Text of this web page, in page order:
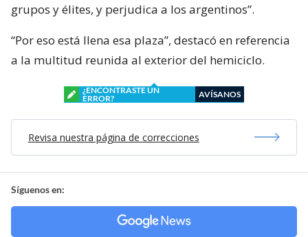
grupos y élites, y perjudica a los argentinos”.
“Por eso está llena esa plaza”, destacó en referencia
a la multitud reunida al exterior del hemiciclo.
¿ENCONTRASTE UN
ERROR?
AVÍSANOS
Revisa nuestra página de correcciones
Síguenos en: